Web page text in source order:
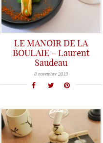
LE MANOIR DE LA
BOULAIE – Laurent
Saudeau
Le Manoir de la Boulaie : une excellente adresse tout près de Nantes avec Laurent Saudeau en cuisine...
8 novembre 2019